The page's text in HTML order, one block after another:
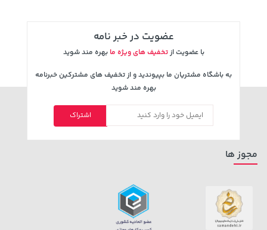
خرید 56,080,000 تومان
عضویت در خبر نامه
با عضویت ازتخفیف های ویژه ما بهره مند شوید
به باشگاه مشتریان ما بپیوندید و از تخفیف های مشترکین خبرنامه
بهره مند شوید
اشتراک
مجوز ها